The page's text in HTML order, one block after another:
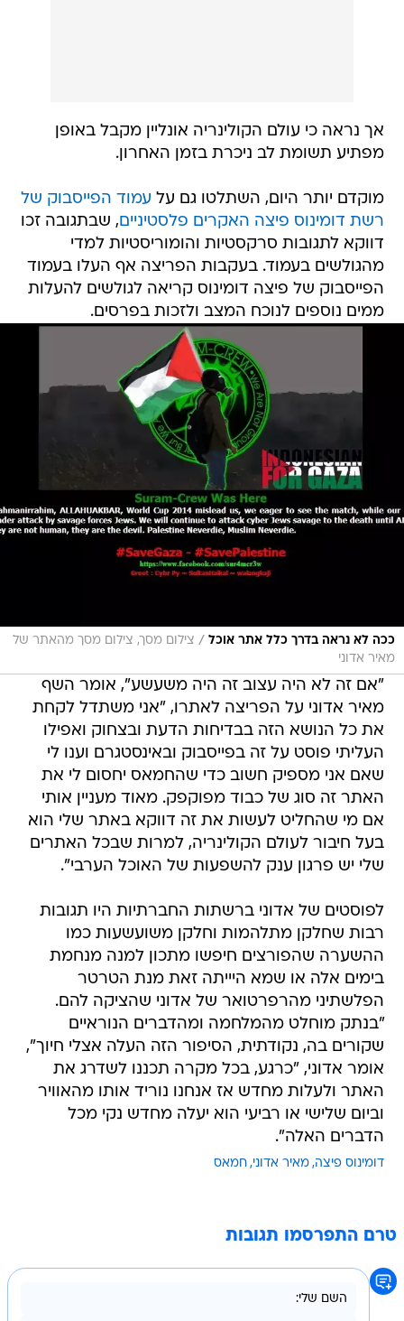
אך נראה כי עולם הקולינריה אונליין מקבל באופן
מפתיע תשומת לב ניכרת בזמן האחרון.
מוקדם יותר היום, השתלטו גם על עמוד הפייסבוק של
רשת דומינוס פיצה האקרים פלסטיניים, שבתגובה זכו
דווקא לתגובות סרקסטיות והומוריסטיות למדי
מהגולשים בעמוד. בעקבות הפריצה אף העלו בעמוד
הפייסבוק של פיצה דומינוס קריאה לגולשים להעלות
ממים נוספים לנוכח המצב ולזכות בפרסים.
ככה לא נראה בדרך כלל אתר אוכל / צילום מסך, צילום מסך מהאתר של
מאיר אדוני
"אם זה לא היה עצוב זה היה משעשע", אומר השף
מאיר אדוני על הפריצה לאתרו, "אני משתדל לקחת
את כל הנושא הזה בבדיחות הדעת ובצחוק ואפילו
העליתי פוסט על זה בפייסבוק ובאינסטגרם וענו לי
שאם אני מספיק חשוב כדי שהחמאס יחסום לי את
האתר זה סוג של כבוד מפוקפק. מאוד מעניין אותי
אם מי שהחליט לעשות את זה דווקא באתר שלי הוא
בעל חיבור לעולם הקולינריה, למרות שבכל האתרים
שלי יש פרגון ענק להשפעות של האוכל הערבי".
לפוסטים של אדוני ברשתות החברתיות היו תגובות
רבות שחלקן מתלהמות וחלקן משועשעות כמו
ההשערה שהפורצים חיפשו מתכון למנה מנחמת
בימים אלה או שמא היייתה זאת מנת הטרטר
הפלשתיני מהרפרטואר של אדוני שהציקה להם.
"בנתק מוחלט מהמלחמה ומהדברים הנוראיים
שקורים בה, נקודתית, הסיפור הזה העלה אצלי חיוך",
אומר אדוני, "כרגע, בכל מקרה תכננו לשדרג את
האתר ולעלות מחדש אז אנחנו נוריד אותו מהאוויר
וביום שלישי או רביעי הוא יעלה מחדש נקי מכל
הדברים האלה".
דומינוס פיצה מאיר אדוני חמאס
טרם התפרסמו תגובות